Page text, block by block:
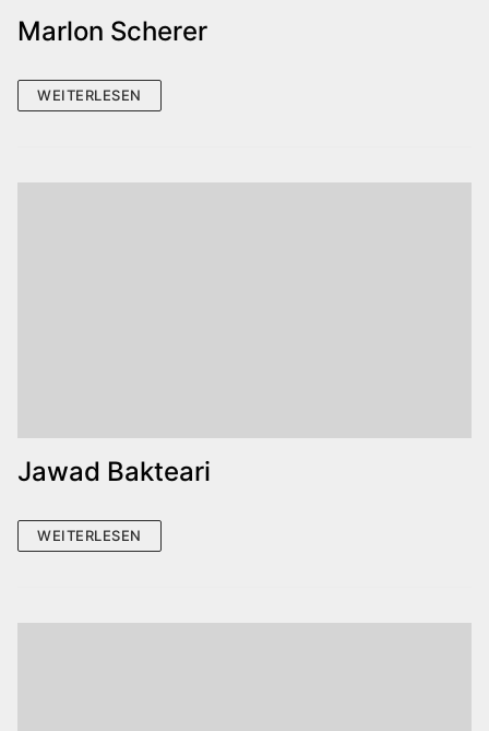
Marlon Scherer
WEITERLESEN
Jawad Bakteari
WEITERLESEN